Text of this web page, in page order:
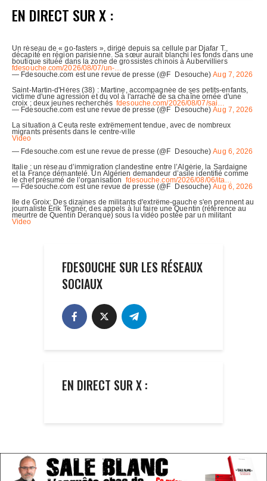
EN DIRECT SUR X :
FDESOUCHE SUR LES RÉSEAUX
SOCIAUX
EN DIRECT SUR X :